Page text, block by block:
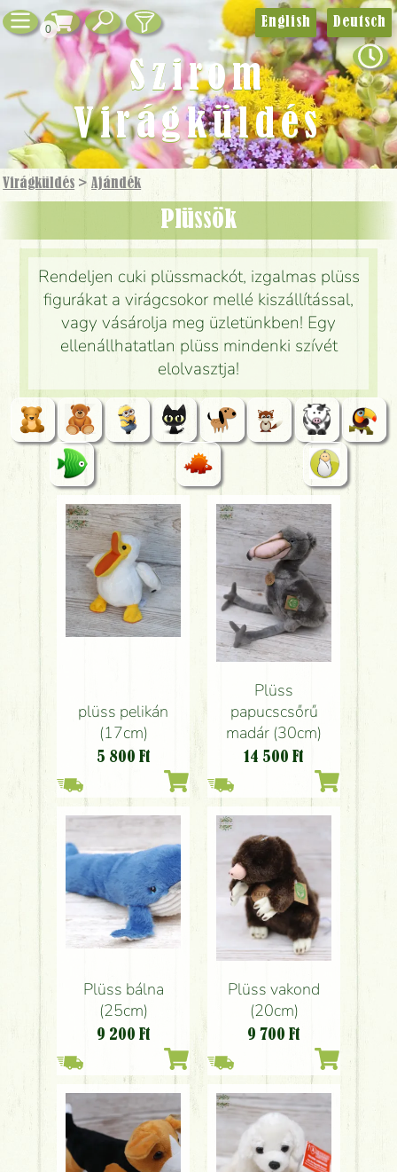
0
Virágküldés >Ajándék
Plüssök
Rendeljen cuki plüssmackót, izgalmas plüss
figurákat a virágcsokor mellé kiszállítással,
vagy vásárolja meg üzletünkben! Egy
ellenállhatatlan plüss mindenki szívét
elolvasztja!
plüss pelikán
(17cm)
5 800 Ft
Plüss
papucscsőrű
madár (30cm)
14 500 Ft
Plüss bálna
(25cm)
9 200 Ft
Plüss vakond
(20cm)
9 700 Ft
English Deutsch
Szirom
Virágküldés